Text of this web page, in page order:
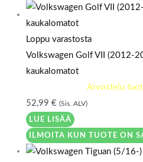
Loppu varastosta
Volkswagen Golf VII (2012-
kaukalomatot
Arvostelu
52,99 € (Sis. ALV)
LUE LISÄÄ
ILMOITA KUN TUOTE ON